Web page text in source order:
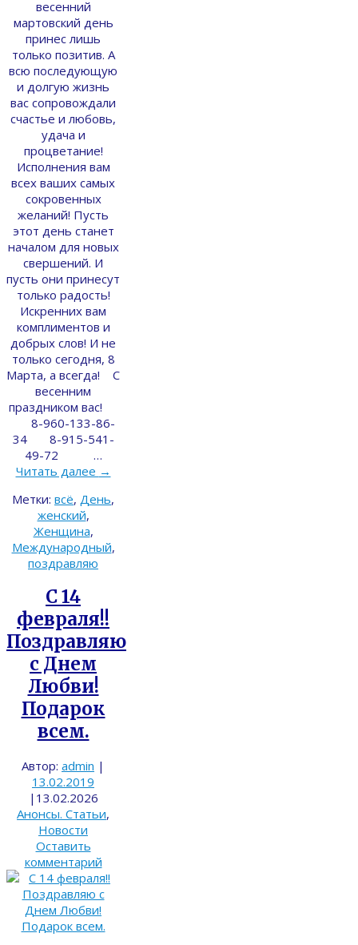
весенний
мартовский день
принес лишь
только позитив. А
всю последующую
и долгую жизнь
вас сопровождали
счастье и любовь,
удача и
процветание!
Исполнения вам
всех ваших самых
сокровенных
желаний! Пусть
этот день станет
началом для новых
свершений. И
пусть они принесут
только радость!
Искренних вам
комплиментов и
добрых слов! И не
только сегодня, 8
Марта, а всегда! С
весенним
праздником вас!
8-960-133-86-
34 8-915-541-
49-72 …
Читать далее →
Метки: всё, День,
женский,
Женщина,
Международный,
поздравляю
С 14
февраля!!
Поздравляю
с Днем
Любви!
Подарок
всем.
Автор: admin |
13.02.2019
| 13.02.2026
Анонсы. Статьи,
Новости
Оставить
комментарий